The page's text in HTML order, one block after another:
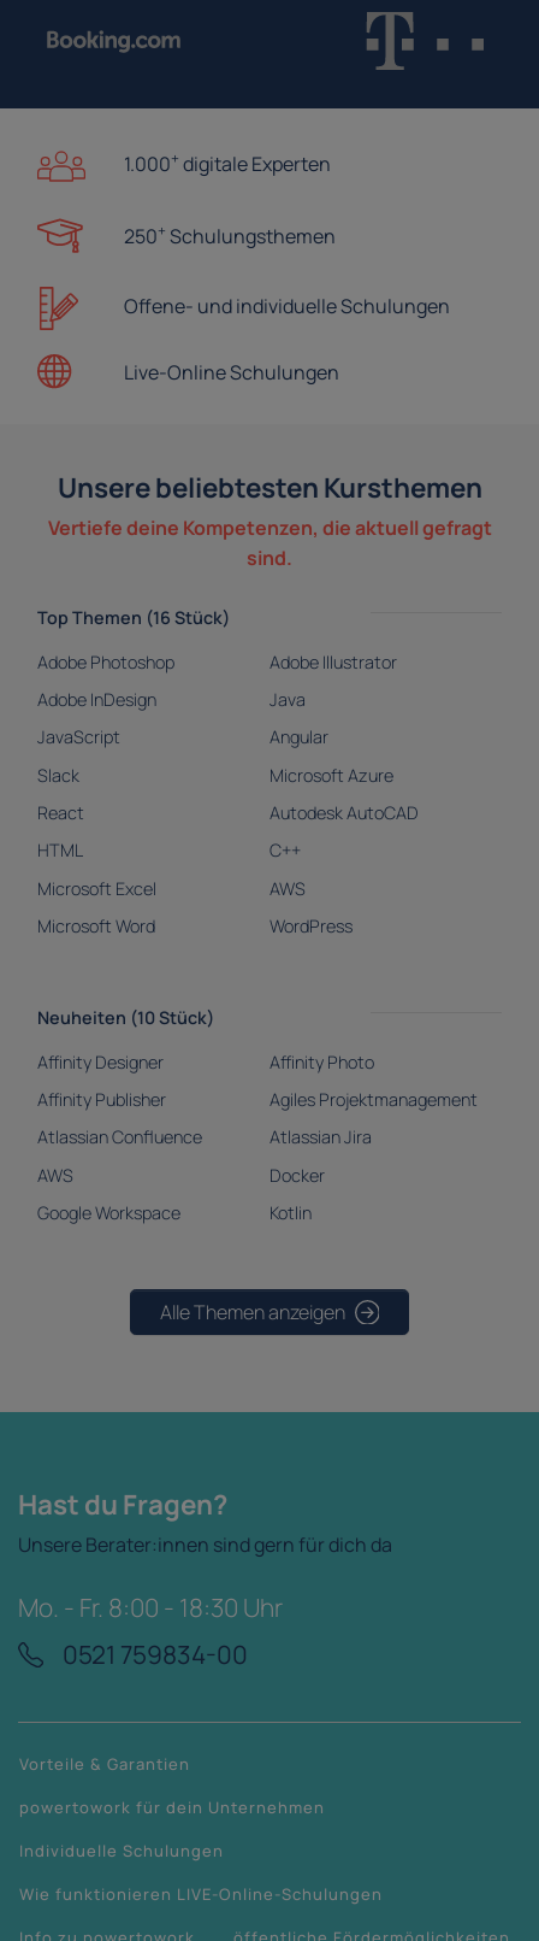
1.000+ digitale Experten
250+ Schulungsthemen
Offene- undindividuelle Schulungen
Live-OnlineSchulungen
Unsere beliebtesten Kursthemen
Vertiefe deine Kompetenzen, die aktuell gefragt
sind.
Top Themen (16 Stück)
Adobe Photoshop
Adobe Illustrator
Adobe InDesign
Java
JavaScript
Angular
Slack
Microsoft Azure
React
Autodesk AutoCAD
HTML
C++
Microsoft Excel
AWS
Microsoft Word
WordPress
Neuheiten (10 Stück)
Affinity Designer
Affinity Photo
Affinity Publisher
Agiles Projektmanagement
Atlassian Confluence
Atlassian Jira
AWS
Docker
Google Workspace
Kotlin
Alle Themen anzeigen
Hast du Fragen?
Unsere Berater:innen sind gern für dich da
Mo. - Fr. 8:00 - 18:30 Uhr
0521 759834-00
Vorteile & Garantien
powertowork für dein Unternehmen
Individuelle Schulungen
Wie funktionieren LIVE-Online-Schulungen